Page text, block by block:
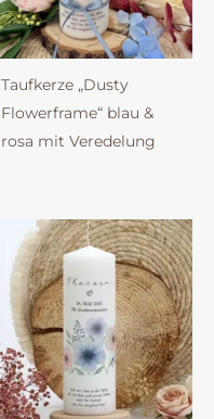
Taufkerze „Dusty
Flowerframe“ blau &
rosa mit Veredelung